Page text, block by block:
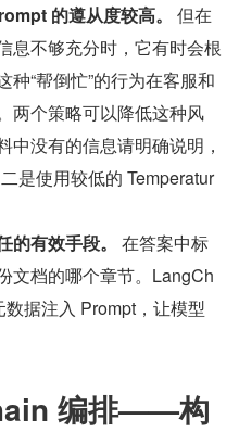
的遵从度较高。
但在
息不够充分时，它有时会根
“帮倒忙”的行为在客服和
两个策略可以降低这种风
中没有的信息请明确说明，
是使用较低的 Temperatur
有效手段。
在答案中标
档的哪个章节。LangCh
据注入 Prompt，让模型
编排——构